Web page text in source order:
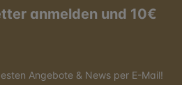
anmelden und 10€
Angebote & News per E-Mail!